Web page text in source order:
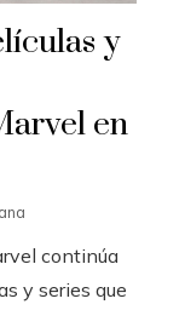
y
en
continúa
y series que